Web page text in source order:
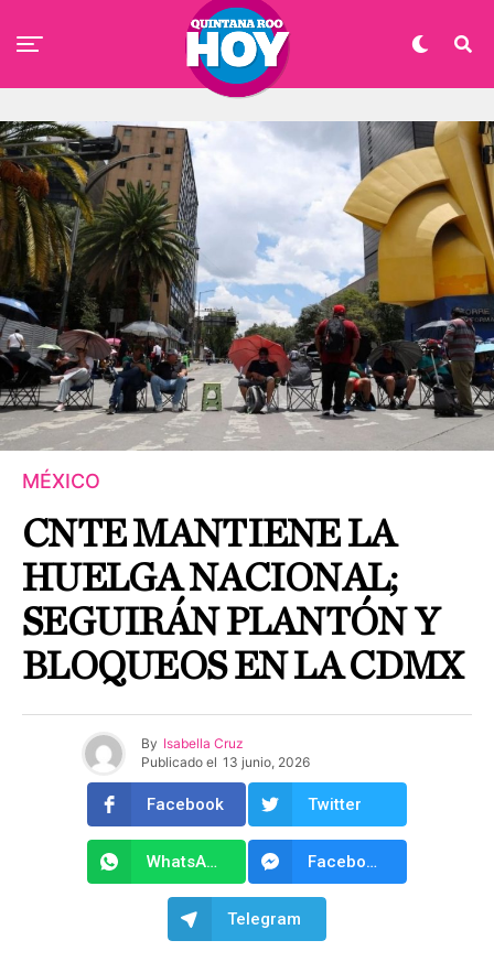
MÉXICO
CNTE MANTIENE LA
HUELGA NACIONAL;
SEGUIRÁN PLANTÓN Y
BLOQUEOS EN LA CDMX
By Isabella Cruz
Publicado el 13 junio, 2026
Facebook Twitter
WhatsApp Facebook Messenger
Telegram